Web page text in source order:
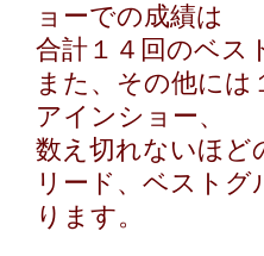
ョーでの成績は
合計１４回のベス
また、その他に
アインショー、
数え切れないほど
リード、ベスト
ります。